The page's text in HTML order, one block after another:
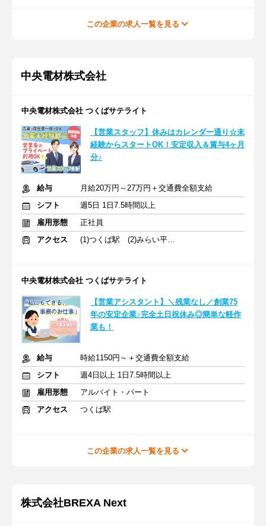
この企業の求人一覧を見る
中央電材株式会社
中央電材株式会社 つくばサテライト
【営業スタッフ】休みはカレンダー通り☆未
経験からスタートOK！安定収入＆賞与4ヶ月
分♪
給与
月給20万円～27万円＋交通費全額支給
シフト
週5日 1日7.5時間以上
雇用形態
正社員
アクセス
(1)つくば駅 (2)みらい平駅 (3)水海道駅
中央電材株式会社 つくばサテライト
【営業アシスタント】＼残業なし／創業75
年の安定企業♪完全土日祝休み◎簡単な軽作
業も！
給与
時給1150円～＋交通費全額支給
シフト
週4日以上 1日7.5時間以上
雇用形態
アルバイト・パート
アクセス
つくば駅
この企業の求人一覧を見る
株式会社BREXA Next